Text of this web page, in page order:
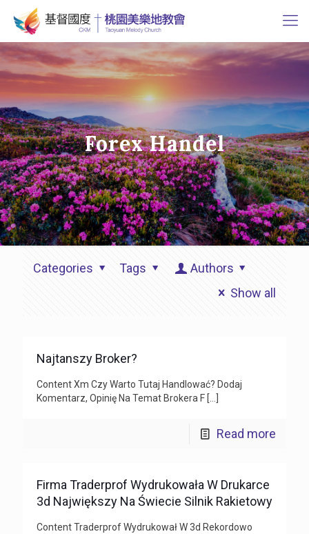
Forex Handel
Categories Tags
Authors
Show all
Najtanszy Broker?
Content Xm Czy Warto Tutaj Handlować? Dodaj
Komentarz, Opinię Na Temat Brokera F […]
Read more
Firma Traderprof Wydrukowała W Drukarce
3d Największy Na Świecie Silnik Rakietowy
Content Traderprof Wydrukował W 3d Rekordowo